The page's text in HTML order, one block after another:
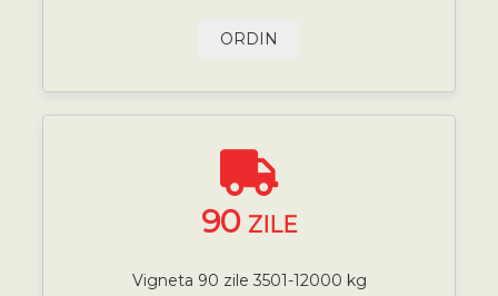
ORDIN
90 ZILE
Vigneta 90 zile 3501-12000 kg